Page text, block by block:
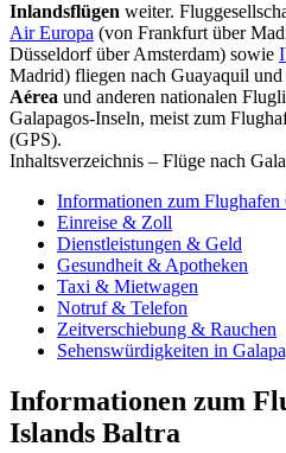
Inlandsflügen weiter.
Air Europa (von Frankfurt über
Düsseldorf über Amsterdam) sowie
Madrid) fliegen nach Guayaquil
Aérea und anderen nationalen
Galapagos-Inseln, meist zum
(GPS).
Inhaltsverzeichnis – Flüge nach
Informationen zum Flughafen
Einreise & Zoll
Dienstleistungen & Geld
Gesundheit & Apotheken
Taxi & Mietwagen
Notruf & Telefon
Zeitverschiebung & Rauchen
Sehenswürdigkeiten in
Informationen zum
Islands Baltra